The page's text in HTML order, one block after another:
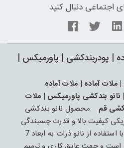
اجتماعی دنبال کنید
| پودربندکشی | پاورمیکس |
آماده | ملات آماده
بندکشی پاورمیکس | ملات
قم
محصول نانو بندکشی
کیفیت بالا و قدرت چسبندگی
مناسبی دارد . این محصول با استفاده از نانو ذرات به ابعاد 7